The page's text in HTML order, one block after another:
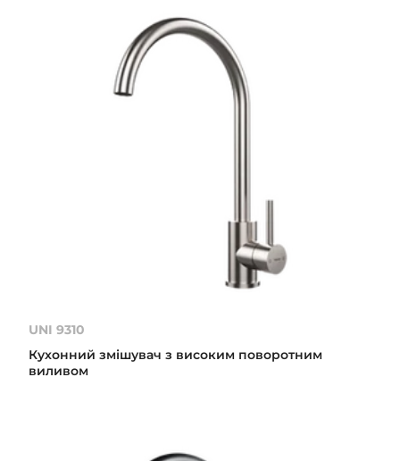
UNI 9310
Кухонний змішувач з високим поворотним
виливом